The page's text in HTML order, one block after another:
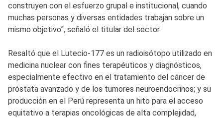
construyen con el esfuerzo grupal e institucional, cuando
muchas personas y diversas entidades trabajan sobre un
mismo objetivo”, señaló el titular del sector.
Resaltó que el Lutecio-177 es un radioisótopo utilizado en
medicina nuclear con fines terapéuticos y diagnósticos,
especialmente efectivo en el tratamiento del cáncer de
próstata avanzado y de los tumores neuroendocrinos; y su
producción en el Perú representa un hito para el acceso
equitativo a terapias oncológicas de alta complejidad,